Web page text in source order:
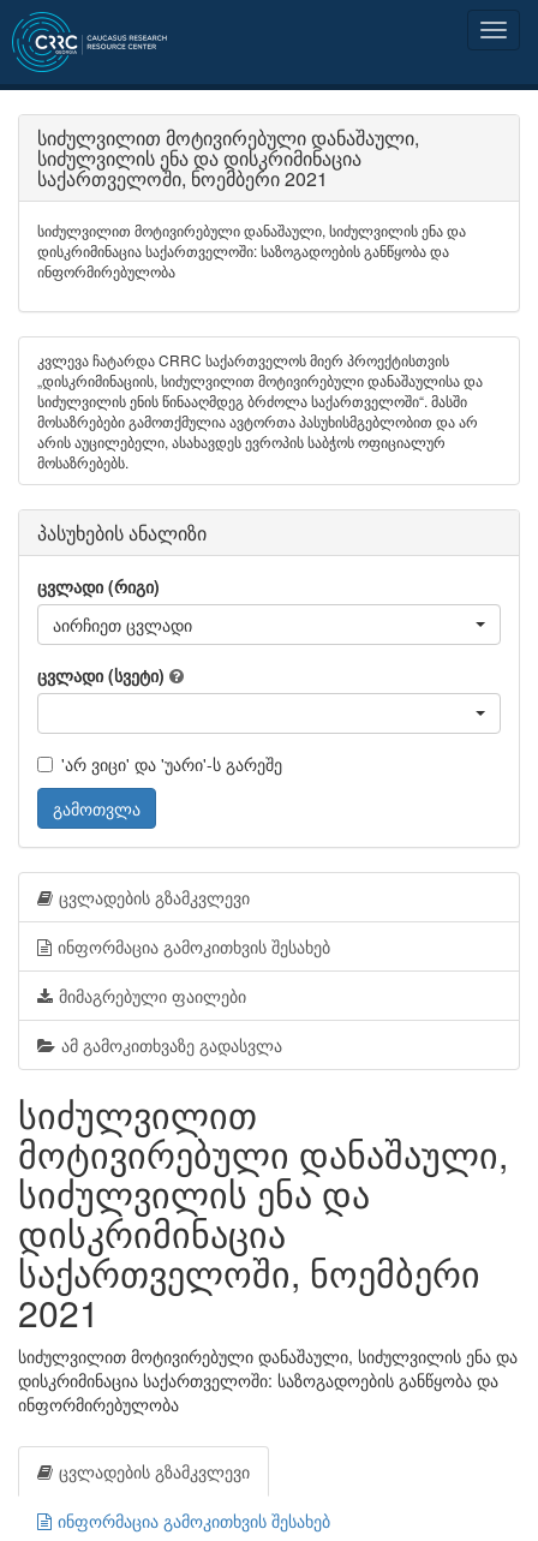
სიძულვილით მოტივირებული დანაშაული,
სიძულვილის ენა და დისკრიმინაცია
საქართველოში, ნოემბერი 2021
სიძულვილით მოტივირებული დანაშაული, სიძულვილის ენა და
დისკრიმინაცია საქართველოში: საზოგადოების განწყობა და
ინფორმირებულობა
კვლევა ჩატარდა CRRC საქართველოს მიერ პროექტისთვის
„დისკრიმინაციის, სიძულვილით მოტივირებული დანაშაულისა და
სიძულვილის ენის წინააღმდეგ ბრძოლა საქართველოში“. მასში
მოსაზრებები გამოთქმულია ავტორთა პასუხისმგებლობით და არ
არის აუცილებელი, ასახავდეს ევროპის საბჭოს ოფიციალურ
მოსაზრებებს.
პასუხების ანალიზი
ცვლადი (რიგი)
აირჩიეთ ცვლადი
ცვლადი (სვეტი)
'არ ვიცი' და 'უარი'-ს გარეშე
გამოთვლა
ცვლადების გზამკვლევი
ინფორმაცია გამოკითხვის შესახებ
მიმაგრებული ფაილები
ამ გამოკითხვაზე გადასვლა
სიძულვილით
მოტივირებული დანაშაული,
სიძულვილის ენა და
დისკრიმინაცია
საქართველოში, ნოემბერი
2021
სიძულვილით მოტივირებული დანაშაული, სიძულვილის ენა და
დისკრიმინაცია საქართველოში: საზოგადოების განწყობა და
ინფორმირებულობა
ცვლადების გზამკვლევი
ინფორმაცია გამოკითხვის შესახებ